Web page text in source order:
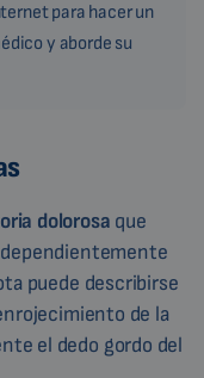
para hacer un
y aborde su
dolorosa que
puede describirse
de la
el dedo gordo del